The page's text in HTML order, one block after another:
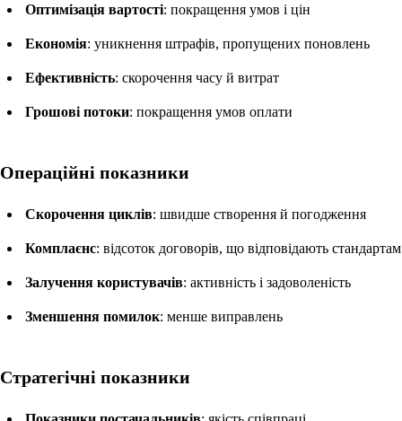
Оптимізація вартості: покращення умов і цін
Економія: уникнення штрафів, пропущених поновлень
Ефективність: скорочення часу й витрат
Грошові потоки: покращення умов оплати
Операційні показники
Скорочення циклів: швидше створення й погодження
Комплаєнс: відсоток договорів, що відповідають стандартам
Залучення користувачів: активність і задоволеність
Зменшення помилок: менше виправлень
Стратегічні показники